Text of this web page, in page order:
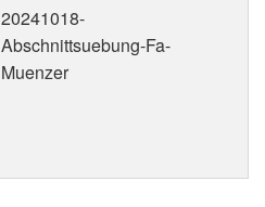
20241018-
Abschnittsuebung-Fa-
Muenzer